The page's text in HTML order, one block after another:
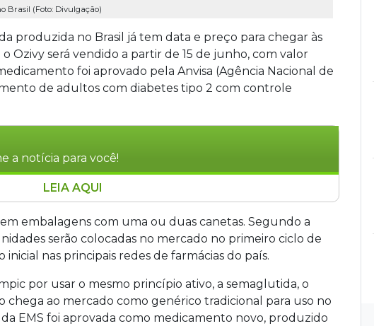
Brasil (Foto: Divulgação)
produzida no Brasil já tem data e preço para chegar às
Ozivy será vendido a partir de 15 de junho, com valor
foi aprovado pela Anvisa (Agência Nacional de
de adultos com diabetes tipo 2 com controle
a notícia para você!
primeira caneta de semaglutida produzida no Brasil, será
por R$ 452. Aprovado pela Anvisa para diabetes tipo 2,
mas medicamento novo. Mais de 500 mil
primeiro ciclo. Um programa de adesão oferece custo
LEIA AQUI
embalagens com uma ou duas canetas. Segundo a
serão colocadas no mercado no primeiro ciclo de
nas principais redes de farmácias do país.
por usar o mesmo princípio ativo, a semaglutida, o
chega ao mercado como genérico tradicional para uso no
EMS foi aprovada como medicamento novo, produzido